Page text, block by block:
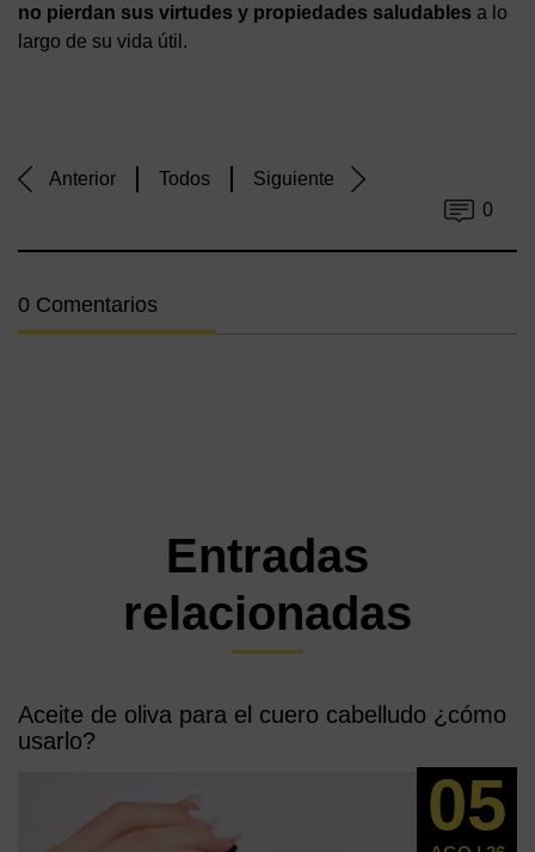
no pierdan sus virtudes y propiedades saludables a lo
largo de su vida útil.
Anterior Todos
Siguiente
0
0 Comentarios
Entradas
relacionadas
Aceite de oliva para el cuero cabelludo ¿cómo
usarlo?
05